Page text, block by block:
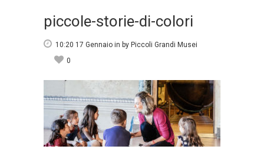
piccole-storie-di-colori
10:20 17 Gennaio in by Piccoli Grandi Musei
0